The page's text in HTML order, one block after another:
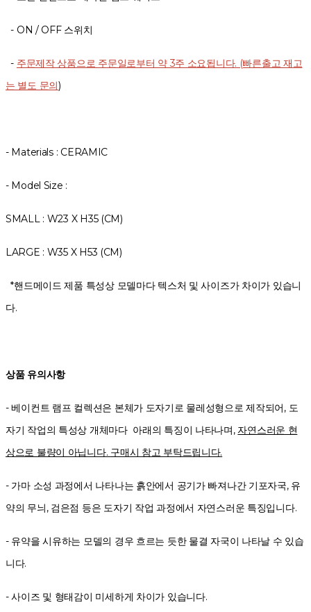
- ON / OFF 스위치
- 주문제작 상품으로 주문일로부터 약 3주 소요됩니다. (빠른출고 재고
는 별도 문의)
- Materials : CERAMIC
- Model Size :
SMALL : W23 X H35 (CM)
LARGE : W35 X H53 (CM)
*핸드메이드 제품 특성상 모델마다 텍스처 및 사이즈가 차이가 있습니
다.
상품 유의사항
- 베이컨트 램프 컬렉션은 본체가 도자기로 물레성형으로 제작되어, 도
자기 작업의 특성상 개체마다 아래의 특징이 나타나며, 자연스러운 현
상으로 불량이 아닙니다. 구매시 참고 부탁드립니다.
- 가마 소성 과정에서 나타나는 흙안에서 공기가 빠져나간 기포자국, 유
약의 무늬, 검은점 등은 도자기 작업 과정에서 자연스러운 특징입니다.
- 유약을 시유하는 모델의 경우 흐르는 듯한 물결 자국이 나타날 수 있습
니다.
- 사이즈 및 형태감이 미세하게 차이가 있습니다.